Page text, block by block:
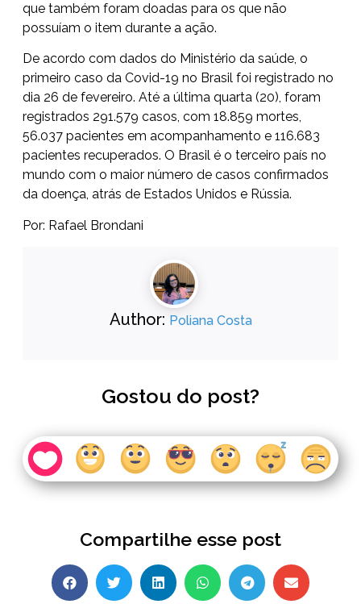
que também foram doadas para os que não
possuíam o item durante a ação.
De acordo com dados do Ministério da saúde, o
primeiro caso da Covid-19 no Brasil foi registrado no
dia 26 de fevereiro. Até a última quarta (20), foram
registrados 291.579 casos, com 18.859 mortes,
56.037 pacientes em acompanhamento e 116.683
pacientes recuperados. O Brasil é o terceiro país no
mundo com o maior número de casos confirmados
da doença, atrás de Estados Unidos e Rússia.
Por: Rafael Brondani
Author: Poliana Costa
Gostou do post?
Compartilhe esse post